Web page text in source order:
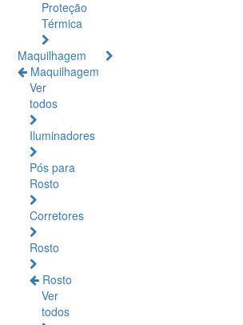
Proteção
Térmica
Maquilhagem
Maquilhagem
Ver
todos
Iluminadores
Pós para
Rosto
Corretores
Rosto
Rosto
Ver
todos